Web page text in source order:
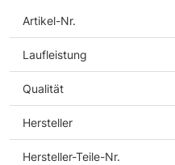
Artikel-Nr.
Laufleistung
Qualität
Hersteller
Hersteller-Teile-Nr.